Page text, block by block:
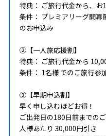
特典： ご旅行代金から、
条件： プレミアリーグ開
のお申込み
②【一人旅応援割】
特典： ご旅行代金から
条件： 1名様 でのご旅行参
③【早期申込割】
早く申し込むほどお得！
ご出発日の180日前までの
人様あたり 30,000円引き